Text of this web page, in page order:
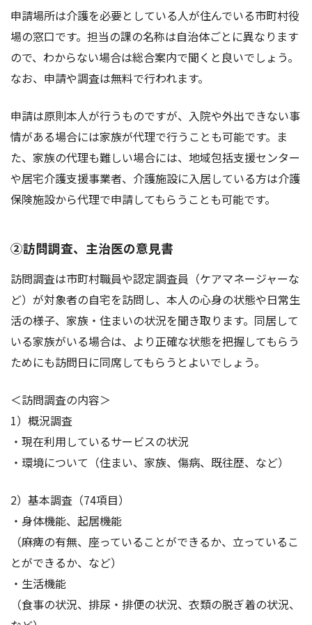
申請場所は介護を必要としている人が住んでいる市町村役
場の窓口です。担当の課の名称は自治体ごとに異なります
ので、わからない場合は総合案内で聞くと良いでしょう。
なお、申請や調査は無料で行われます。
申請は原則本人が行うものですが、入院や外出できない事
情がある場合には家族が代理で行うことも可能です。ま
た、家族の代理も難しい場合には、地域包括支援センター
や居宅介護支援事業者、介護施設に入居している方は介護
保険施設から代理で申請してもらうことも可能です。
②訪問調査、主治医の意見書
訪問調査は市町村職員や認定調査員（ケアマネージャーな
ど）が対象者の自宅を訪問し、本人の心身の状態や日常生
活の様子、家族・住まいの状況を聞き取ります。同居して
いる家族がいる場合は、より正確な状態を把握してもらう
ためにも訪問日に同席してもらうとよいでしょう。
＜訪問調査の内容＞
1）概況調査
・現在利用しているサービスの状況
・環境について（住まい、家族、傷病、既往歴、など）
2）基本調査（74項目）
・身体機能、起居機能
（麻痺の有無、座っていることができるか、立っているこ
とができるか、など）
・生活機能
（食事の状況、排尿・排便の状況、衣類の脱ぎ着の状況、